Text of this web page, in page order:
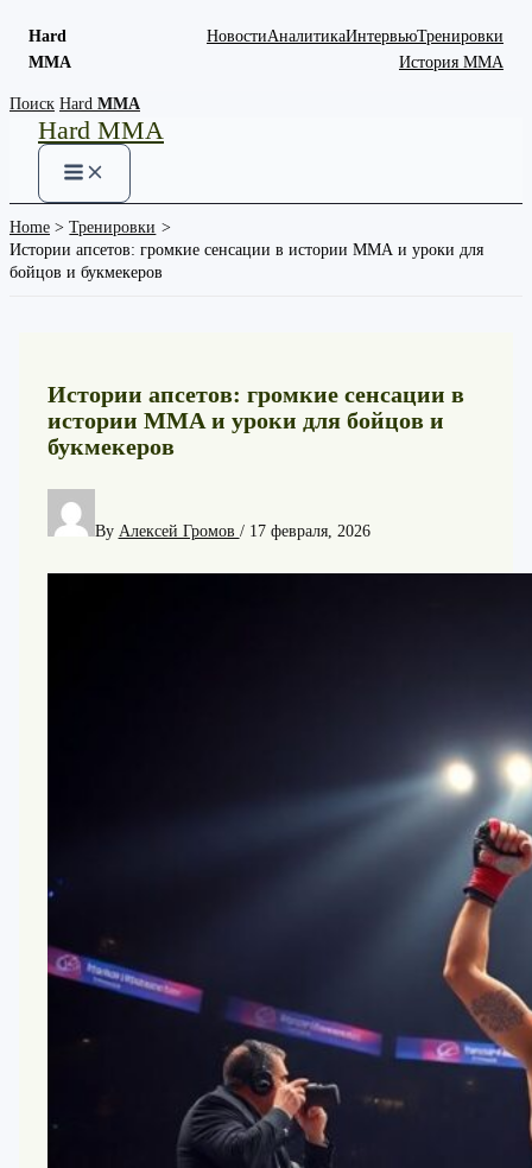
Hard
MMA
НовостиАналитикаИнтервьюТренировки
История ММА
Skip
content
Поиск Hard MMA
Hard MMA
Home
Тренировки
Истории апсетов: громкие сенсации в истории ММА и уроки для
бойцов и букмекеров
Истории апсетов: громкие сенсации в
истории ММА и уроки для бойцов и
букмекеров
By Алексей Громов / 17 февраля, 2026